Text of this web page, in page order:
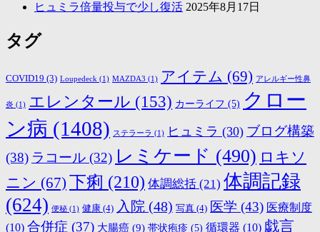
ヒュミラ倍量投与で少し復活 2025年8月17日
タグ
COVID19 (3) Loupedeck (1) MAZDA3 (1) アイテム (69) アレルギー性鼻
炎 (1) エレンタール (153) カーライフ (5) クロー
ン病 (1408) ステラーラ (1) ヒュミラ (30) ブログ構築
(38) ラコール (32) レミケード (490) ロキソ
ニン (67) 下痢 (210) 体調総括 (21) 体調記録
(624) 便秘 (1) 健康 (4) 入院 (48) 写真 (4) 医学 (43) 医療制度
(10) 合併症 (37) 大腸癌 (9) 帯状疱疹 (5) 循環器 (10) 戯言